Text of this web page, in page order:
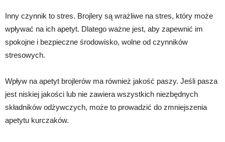
Inny czynnik to stres. Brojlery są wrażliwe na stres, który może
wpływać na ich apetyt. Dlatego ważne jest, aby zapewnić im
spokojne i bezpieczne środowisko, wolne od czynników
stresowych.
Wpływ na apetyt brojlerów ma również jakość paszy. Jeśli pasza
jest niskiej jakości lub nie zawiera wszystkich niezbędnych
składników odżywczych, może to prowadzić do zmniejszenia
apetytu kurczaków.